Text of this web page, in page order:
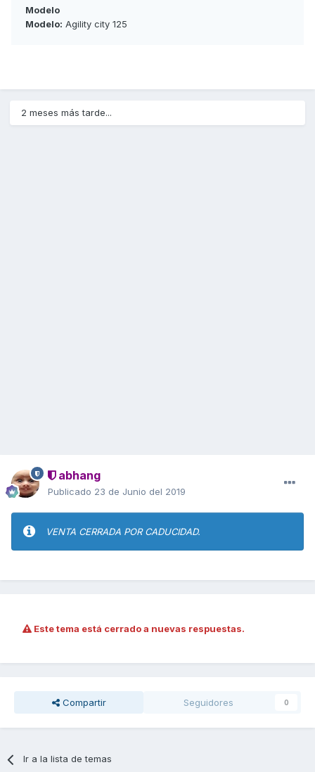
Modelo
Modelo: Agility city 125
2 meses más tarde...
abhang
Publicado 23 de Junio del 2019
VENTA CERRADA POR CADUCIDAD.
Este tema está cerrado a nuevas respuestas.
Compartir Seguidores 0
Ir a la lista de temas